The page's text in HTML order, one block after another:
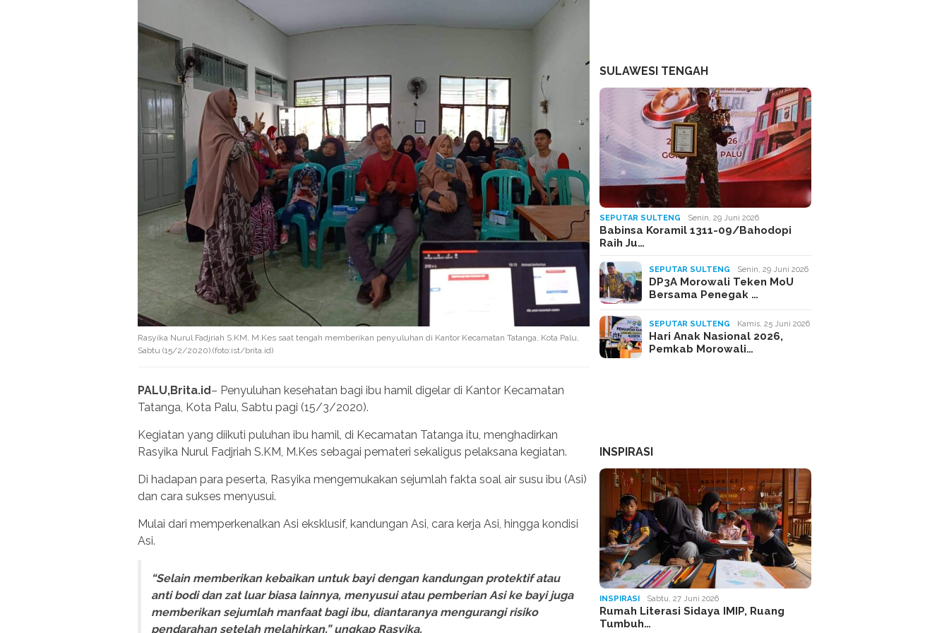
Rasyika Nurul Fadjriah S.KM, M.Kes saat tengah memberikan penyuluhan di Kantor Kecamatan Tatanga, Kota Palu,
Sabtu (15/2/2020).(foto:ist/brita.id)
PALU,Brita.id– Penyuluhan kesehatan bagi ibu hamil digelar di Kantor Kecamatan
Tatanga, Kota Palu, Sabtu pagi (15/3/2020).
Kegiatan yang diikuti puluhan ibu hamil, di Kecamatan Tatanga itu, menghadirkan
Rasyika Nurul Fadjriah S.KM, M.Kes sebagai pemateri sekaligus pelaksana kegiatan.
Di hadapan para peserta, Rasyika mengemukakan sejumlah fakta soal air susu ibu (Asi)
dan cara sukses menyusui.
Mulai dari memperkenalkan Asi eksklusif, kandungan Asi, cara kerja Asi, hingga kondisi
Asi.
“Selain memberikan kebaikan untuk bayi dengan kandungan protektif atau
anti bodi dan zat luar biasa lainnya, menyusui atau pemberian Asi ke bayi juga
memberikan sejumlah manfaat bagi ibu, diantaranya mengurangi risiko
pendarahan setelah melahirkan,” ungkap Rasyika.
SULAWESI TENGAH
SEPUTAR SULTENG Senin, 29 Juni 2026
Babinsa Koramil 1311-09/Bahodopi
Raih Ju…
SEPUTAR SULTENG Senin, 29 Juni 2026
DP3A Morowali Teken MoU
Bersama Penegak …
SEPUTAR SULTENG Kamis, 25 Juni 2026
Hari Anak Nasional 2026,
Pemkab Morowali…
INSPIRASI
INSPIRASI Sabtu, 27 Juni 2026
Rumah Literasi Sidaya IMIP, Ruang
Tumbuh…